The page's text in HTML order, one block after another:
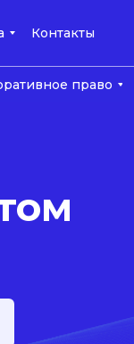
Контакты
право